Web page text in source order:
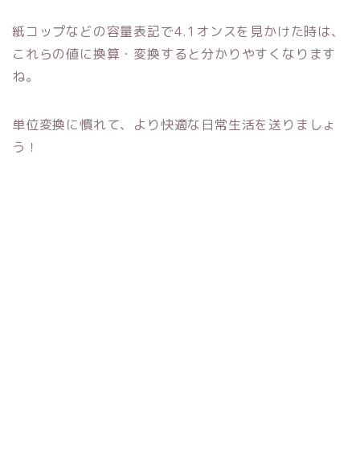
紙コップなどの容量表記で4.1オンスを見かけた時は、
これらの値に換算・変換すると分かりやすくなります
ね。
単位変換に慣れて、より快適な日常生活を送りましょ
う！